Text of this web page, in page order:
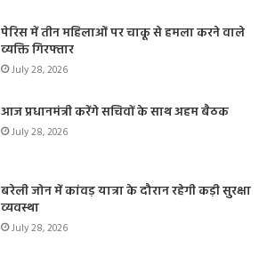
पेरिस में तीन महिलाओं पर चाकू से हमला करने वाले
व्यक्ति गिरफ्तार
July 28, 2026
आज प्रधानमंत्री करेंगे सचिवों के साथ अहम बैठक
July 28, 2026
बरेली जोन में कांवड़ यात्रा के दौरान रहेगी कड़ी सुरक्षा
व्यवस्था
July 28, 2026